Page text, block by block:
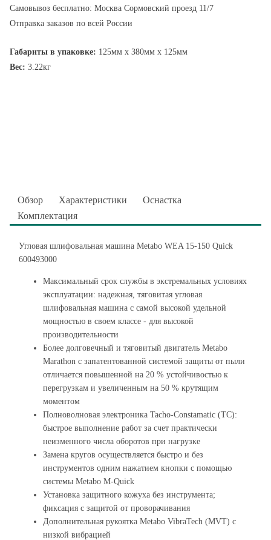
Самовывоз бесплатно: Москва Сормовский проезд 11/7
Отправка заказов по всей России
Габариты в упаковке: 125мм x 380мм x 125мм
Вес: 3.22кг
Обзор Характеристики
Оснастка
Комплектация
Угловая шлифовальная машина Metabo WEA 15-150 Quick
600493000
Максимальный срок службы в экстремальных условиях
эксплуатации: надежная, тяговитая угловая
шлифовальная машина с самой высокой удельной
мощностью в своем классе - для высокой
производительности
Более долговечный и тяговитый двигатель Metabo
Marathon с запатентованной системой защиты от пыли
отличается повышенной на 20 % устойчивостью к
перегрузкам и увеличенным на 50 % крутящим
моментом
Полноволновая электроника Tacho-Constamatic (TC):
быстрое выполнение работ за счет практически
неизменного числа оборотов при нагрузке
Замена кругов осуществляется быстро и без
инструментов одним нажатием кнопки с помощью
системы Metabo M-Quick
Установка защитного кожуха без инструмента;
фиксация с защитой от проворачивания
Дополнительная рукоятка Metabo VibraTech (MVT) с
низкой вибрацией